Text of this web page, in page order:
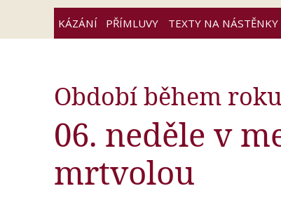
KÁZÁNÍ PŘÍMLUVY TEXTY NA NÁSTĚNKY
Období během
06. neděle v
mrtvolou